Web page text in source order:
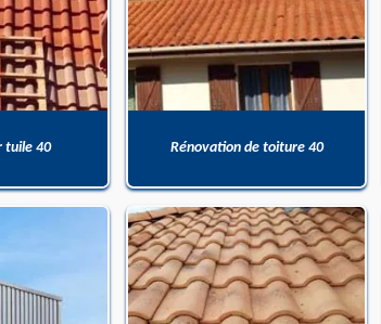
tuile 40 Rénovation de toiture 40